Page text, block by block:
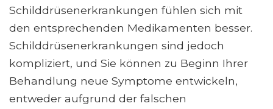
Schilddrüsenerkrankungen fühlen sich mit
den entsprechenden Medikamenten besser.
Schilddrüsenerkrankungen sind jedoch
kompliziert, und Sie können zu Beginn Ihrer
Behandlung neue Symptome entwickeln,
entweder aufgrund der falschen